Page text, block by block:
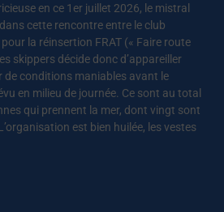
en ce 1er juillet 2026, le mistral
cette rencontre entre le club
la réinsertion FRAT (« Faire route
skippers décide donc d’appareiller
conditions maniables avant le
en milieu de journée. Ce sont au total
qui prennent la mer, dont vingt sont
est bien huilée, les vestes